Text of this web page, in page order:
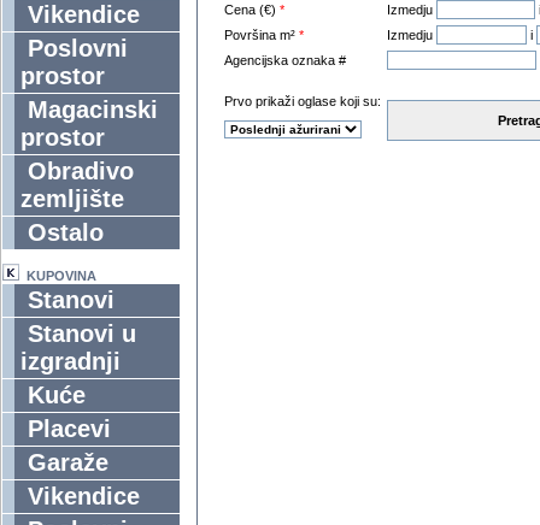
Vikendice
Poslovni
prostor
Magacinski
prostor
Obradivo
zemljište
Ostalo
KUPOVINA
Stanovi
Stanovi u
izgradnji
Kuće
Placevi
Garaže
Vikendice
Cena (€) * Izmedju
Površina m² * Izmedju
i
Agencijska oznaka #
Prvo prikaži oglase koji su: